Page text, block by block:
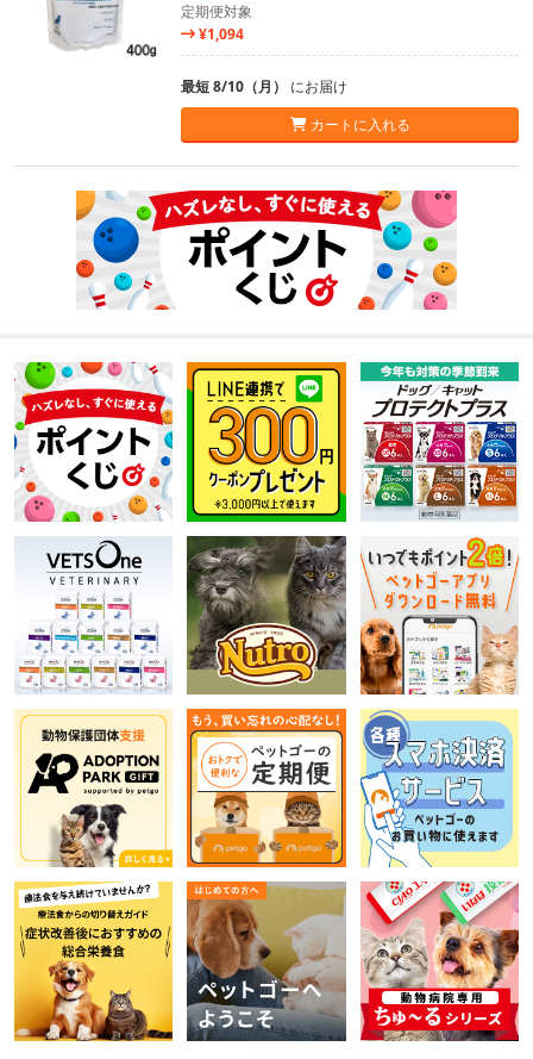
定期便対象
¥1,094
最短 8/10（月） にお届け
カートに入れる